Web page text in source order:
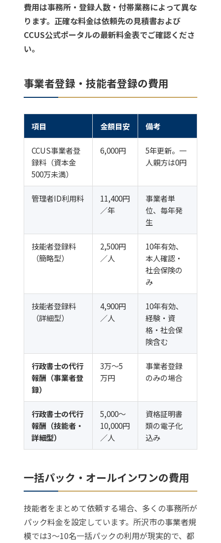
費用は事務所・登録人数・付帯業務によって異な
ります。正確な料金は依頼先の見積書および
CCUS公式ポータルの最新料金表でご確認くださ
い。
事業者登録・技能者登録の費用
項目 金額目安 備考
CCUS事業者登
録料（資本金
500万未満）
6,000円
5年更新。一
人親方は0円
管理者ID利用料
11,400円
／年
事業者単
位、毎年発
生
技能者登録料
（簡略型）
2,500円
／人
10年有効、
本人確認・
社会保険の
み
技能者登録料
（詳細型）
4,900円
／人
10年有効、
経験・資
格・社会保
険含む
行政書士の代行
報酬（事業者登
録）
3万〜5
万円
事業者登録
のみの場合
行政書士の代行
報酬（技能者・
詳細型）
5,000〜
10,000円
／人
資格証明書
類の電子化
込み
一括パック・オールインワンの費用
技能者をまとめて依頼する場合、多くの事務所が
パック料金を設定しています。所沢市の事業者規
模では3〜10名一括パックの利用が現実的で、都